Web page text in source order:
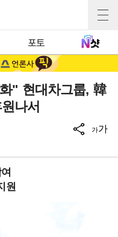
포토
" 현대차그룹, 韓
나서
가가
원